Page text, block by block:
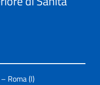
Roma (I)